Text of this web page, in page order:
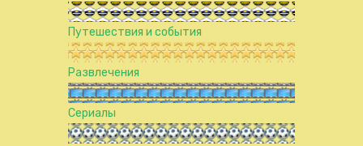
Путешествия и события
Развлечения
Сериалы